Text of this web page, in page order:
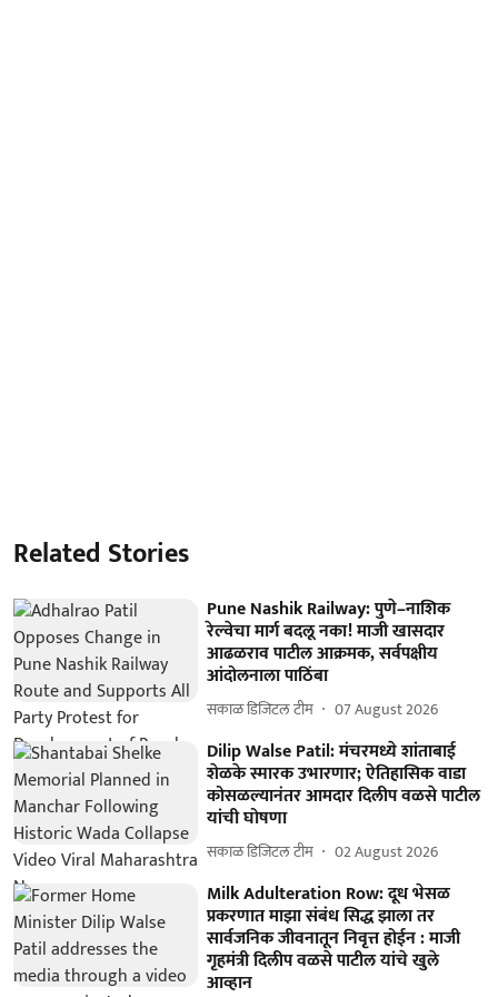
Related Stories
Pune Nashik Railway: पुणे–नाशिक
रेल्वेचा मार्ग बदलू नका! माजी खासदार
आढळराव पाटील आक्रमक, सर्वपक्षीय
आंदोलनाला पाठिंबा
सकाळ डिजिटल टीम 07 August 2026
Dilip Walse Patil: मंचरमध्ये शांताबाई
शेळके स्मारक उभारणार; ऐतिहासिक वाडा
कोसळल्यानंतर आमदार दिलीप वळसे पाटील
यांची घोषणा
सकाळ डिजिटल टीम 02 August 2026
Milk Adulteration Row: दूध भेसळ
प्रकरणात माझा संबंध सिद्ध झाला तर
सार्वजनिक जीवनातून निवृत्त होईन : माजी
गृहमंत्री दिलीप वळसे पाटील यांचे खुले
आव्हान